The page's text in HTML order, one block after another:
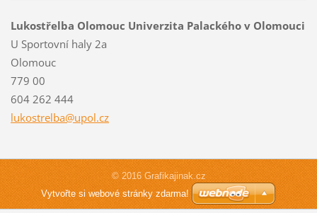
Lukostřelba Olomouc Univerzita Palackého v Olomouci
U Sportovní haly 2a
Olomouc
779 00
604 262 444
lukostrelba@upol.cz
© 2016 Grafikajinak.cz
Vytvořte si webové stránky zdarma!